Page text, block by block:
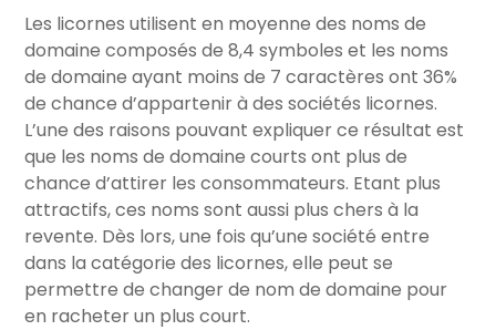
Les licornes utilisent en moyenne des noms de
domaine composés de 8,4 symboles et les noms
de domaine ayant moins de 7 caractères ont 36%
de chance d’appartenir à des sociétés licornes.
L’une des raisons pouvant expliquer ce résultat est
que les noms de domaine courts ont plus de
chance d’attirer les consommateurs. Etant plus
attractifs, ces noms sont aussi plus chers à la
revente. Dès lors, une fois qu’une société entre
dans la catégorie des licornes, elle peut se
permettre de changer de nom de domaine pour
en racheter un plus court.